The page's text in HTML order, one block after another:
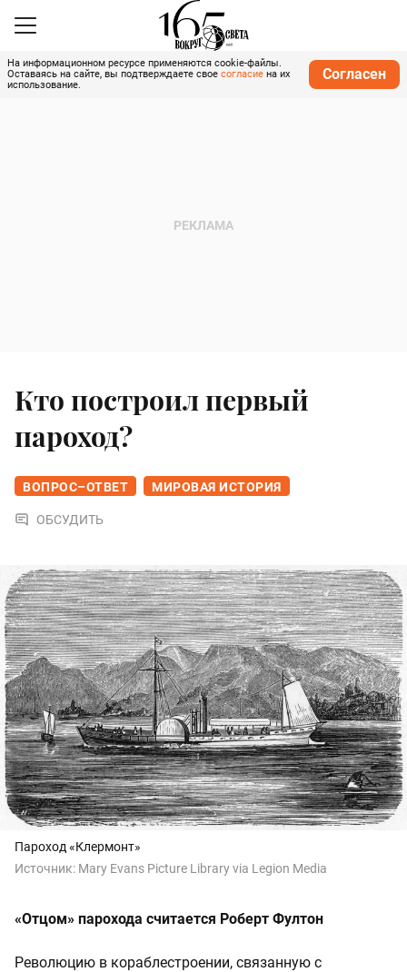
На информационном ресурсе применяются cookie-файлы.
Оставаясь на сайте, вы подтверждаете свое согласие на их
использование.
Согласен
Кто построил первый
пароход?
ВОПРОС–ОТВЕТ МИРОВАЯ ИСТОРИЯ
ОБСУДИТЬ
Пароход «Клермонт»
Источник: Mary Evans Picture Library via Legion Media
«Отцом» парохода считается Роберт Фултон
Революцию в кораблестроении, связанную с